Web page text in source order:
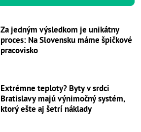
Za jedným výsledkom je unikátny
proces: Na Slovensku máme špičkové
pracovisko
Extrémne teploty? Byty v srdci
Bratislavy majú výnimočný systém,
ktorý ešte aj šetrí náklady